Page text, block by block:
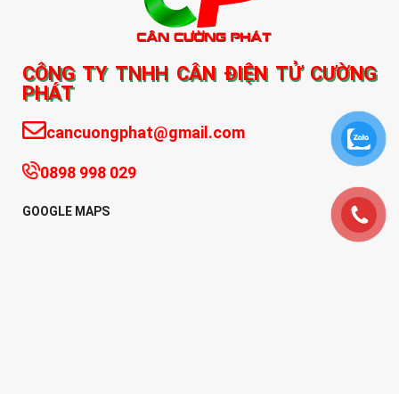
CÔNG TY TNHH CÂN ĐIỆN TỬ CƯỜNG
PHÁT
cancuongphat@gmail.com
0898 998 029
GOOGLE MAPS